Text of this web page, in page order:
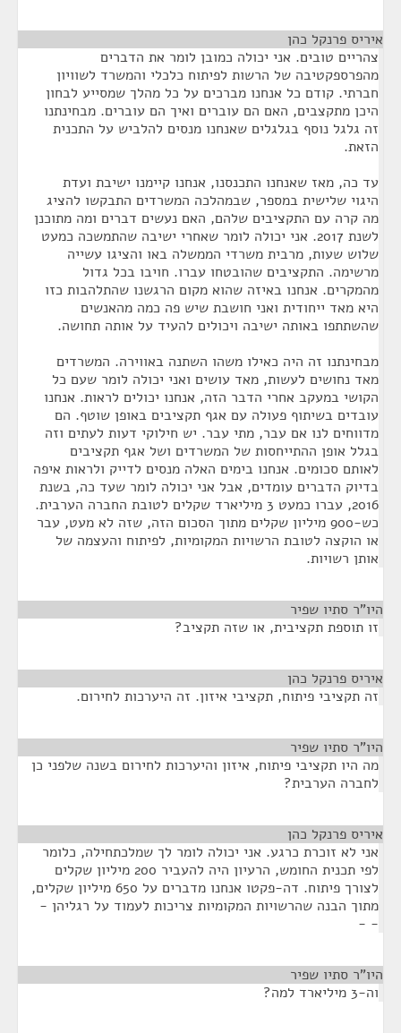
איריס פרנקל כהן
צהריים טובים. אני יכולה כמובן לומר את הדברים
מהפרספקטיבה של הרשות לפיתוח כלכלי והמשרד לשוויון
חברתי. קודם כל אנחנו מברכים על כל מהלך שמסייע לבחון
היכן מתקצבים, האם הם עוברים ואיך הם עוברים. מבחינתנו
זה גלגל נוסף בגלגלים שאנחנו מנסים להלביש על התכנית
הזאת.
עד כה, מאז שאנחנו התכנסנו, אנחנו קיימנו ישיבת ועדת
היגוי שלישית במספר, שבמהלכה המשרדים התבקשו להציג
מה קרה עם התקציבים שלהם, האם נעשים דברים ומה מתוכנן
לשנת 2017. אני יכולה לומר שאחרי ישיבה שהתמשכה כמעט
שלוש שעות, מרבית משרדי הממשלה באו והציגו עשייה
מרשימה. התקציבים שהובטחו עברו. חויבו בכל גדול
מהמקרים. אנחנו באיזה שהוא מקום הרגשנו שהתלהבות כזו
היא מאד ייחודית ואני חושבת שיש פה כמה מהאנשים
שהשתתפו באותה ישיבה ויכולים להעיד על אותה תחושה.
מבחינתנו זה היה כאילו משהו השתנה באווירה. המשרדים
מאד נחושים לעשות, מאד עושים ואני יכולה לומר שעם כל
הקושי במעקב אחרי הדבר הזה, אנחנו יכולים לראות. אנחנו
עובדים בשיתוף פעולה עם אגף תקציבים באופן שוטף. הם
מדווחים לנו אם עבר, מתי עבר. יש חילוקי דעות לעתים וזה
בגלל אופן ההתייחסות של המשרדים ושל אגף תקציבים
לאותם סכומים. אנחנו בימים האלה מנסים לדייק ולראות איפה
בדיוק הדברים עומדים, אבל אני יכולה לומר שעד כה, בשנת
2016, עברו כמעט 3 מיליארד שקלים לטובת החברה הערבית.
כש-900 מיליון שקלים מתוך הסכום הזה, שזה לא מעט, עבר
או הוקצה לטובת הרשויות המקומיות, לפיתוח והעצמה של
אותן רשויות.
היו"ר סתיו שפיר
זו תוספת תקציבית, או שזה תקציב?
איריס פרנקל כהן
זה תקציבי פיתוח, תקציבי איזון. זה היערכות לחירום.
היו"ר סתיו שפיר
מה היו תקציבי פיתוח, איזון והיערכות לחירום בשנה שלפני כן
לחברה הערבית?
איריס פרנקל כהן
אני לא זוכרת כרגע. אני יכולה לומר לך שמלכתחילה, כלומר
לפי תכנית החומש, הרעיון היה להעביר 200 מיליון שקלים
לצורך פיתוח. דה-פקטו אנחנו מדברים על 650 מיליון שקלים,
מתוך הבנה שהרשויות המקומיות צריכות לעמוד על רגליהן -
- -
היו"ר סתיו שפיר
וה-3 מיליארד למה?